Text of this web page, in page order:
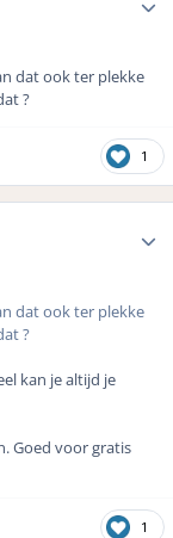
dat ook ter plekke
?
1
dat ook ter plekke
?
kan je altijd je
Goed voor gratis
1